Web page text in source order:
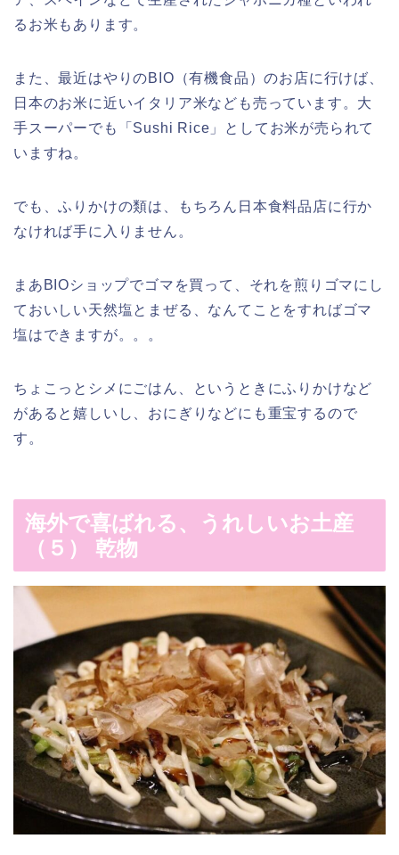
るお米もあります。
また、最近はやりのBIO（有機食品）のお店に行けば、
日本のお米に近いイタリア米なども売っています。大
手スーパーでも「Sushi Rice」としてお米が売られて
いますね。
でも、ふりかけの類は、もちろん日本食料品店に行か
なければ手に入りません。
まあBIOショップでゴマを買って、それを煎りゴマにし
ておいしい天然塩とまぜる、なんてことをすればゴマ
塩はできますが。。。
ちょこっとシメにごはん、というときにふりかけなど
があると嬉しいし、おにぎりなどにも重宝するので
す。
海外で喜ばれる、うれしいお土産
（５） 乾物